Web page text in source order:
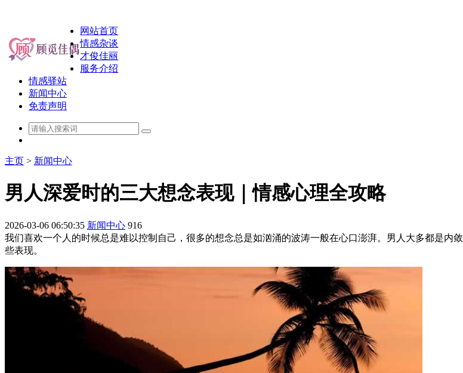
网站首页
情感杂谈
才俊佳丽
服务介绍
情感驿站
新闻中心
免责声明
主页 > 新闻中心
男人深爱时的三大想念表现｜情感心理全攻略
2026-03-06 06:50:35 新闻中心 916
我们喜欢一个人的时候总是难以控制自己，很多的想念总是如汹涌的波涛一般在心口澎湃。男人大多都是
些表现。